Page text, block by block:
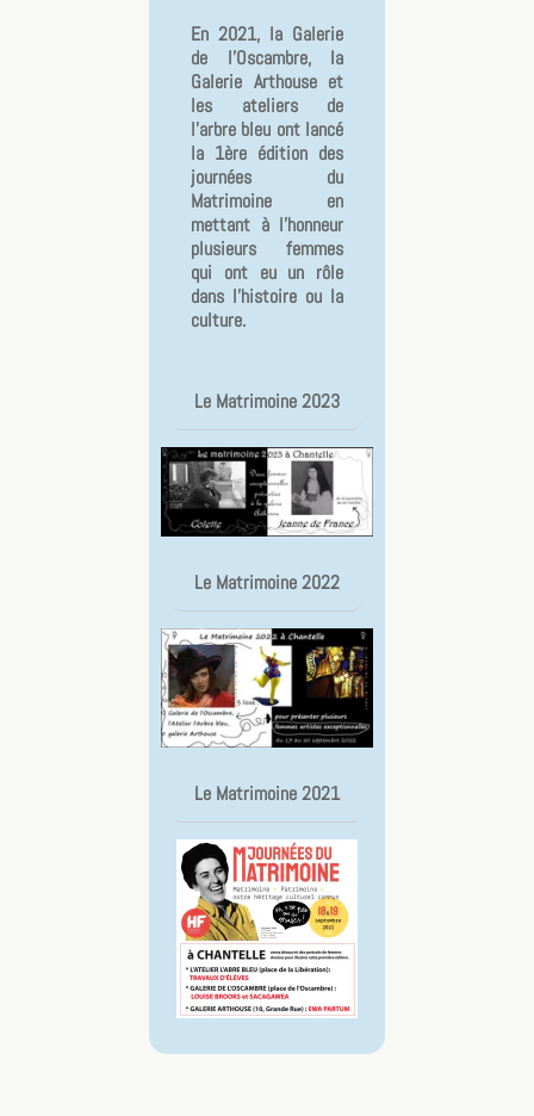
En 2021, la Galerie
de l'Oscambre, la
Galerie Arthouse et
les ateliers de
l'arbre bleu ont lancé
la 1ère édition des
journées du
Matrimoine en
mettant à l'honneur
plusieurs femmes
qui ont eu un rôle
dans l'histoire ou la
culture.
Le Matrimoine 2023
Le Matrimoine 2022
Le Matrimoine 2021